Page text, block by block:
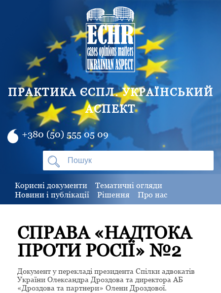
ПРАКТИКА ЄСПЛ. УКРАЇНСЬКИЙ
АСПЕКТ
+380 (50) 555 05 09
Корисні документи
Тематичні огляди
Новини і публікації
Рішення Про нас
СПРАВА «НАДТОКА
ПРОТИ РОСІЇ» №2
Документ у перекладі президента Спілки адвокатів
України Олександра Дроздова та директора АБ
«Дроздова та партнери» Олени Дроздової.